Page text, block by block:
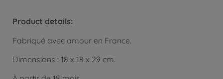
Product details:
Fabriqué avec amour en France.
Dimensions : 18 x 18 x 29 cm.